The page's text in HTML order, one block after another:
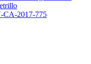
CA-2017-775